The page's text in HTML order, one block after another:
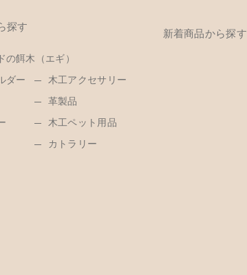
探す
の餌木（エギ）
ダー
木工アクセサリー
革製品
木工ペット用品
カトラリー
新着商品から探す